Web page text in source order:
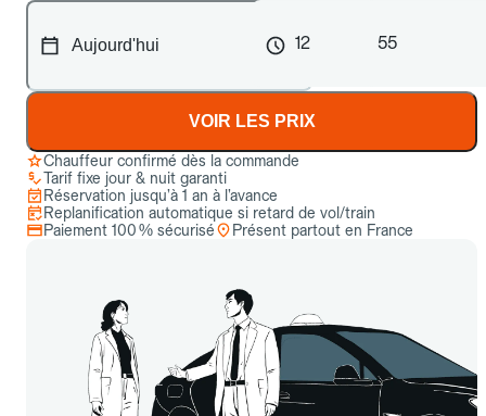
12 55
VOIR LES PRIX
Chauffeur confirmé dès la commande
Tarif fixe jour & nuit garanti
Réservation jusqu’à 1 an à l’avance
Replanification automatique si retard de vol/train
Paiement 100 % sécurisé
Présent partout en France